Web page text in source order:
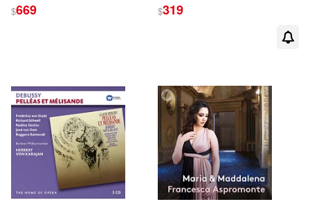
The Planets, Richard Strauss :
$669
音〉吉爾弗瑞〈男中音〉卡爾‧
〈男中音〉提摩西‧羅賓森
〈男高音〉 拉圖〈指揮〉伯明
Wonderful Town / Sir Simon
Rattle)
$319